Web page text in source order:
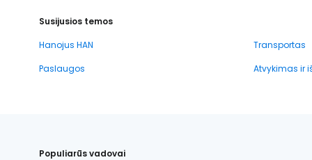
Susijusios temos
Hanojus HAN
Transportas
Paslaugos
Atvykimas ir
Populiarūs vadovai